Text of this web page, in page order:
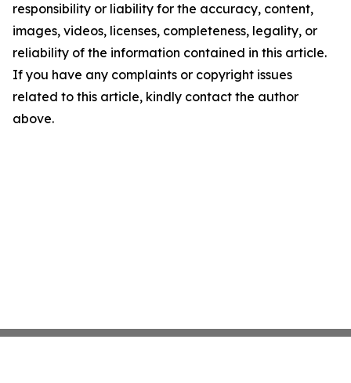
responsibility or liability for the accuracy, content,
images, videos, licenses, completeness, legality, or
reliability of the information contained in this article.
If you have any complaints or copyright issues
related to this article, kindly contact the author
above.